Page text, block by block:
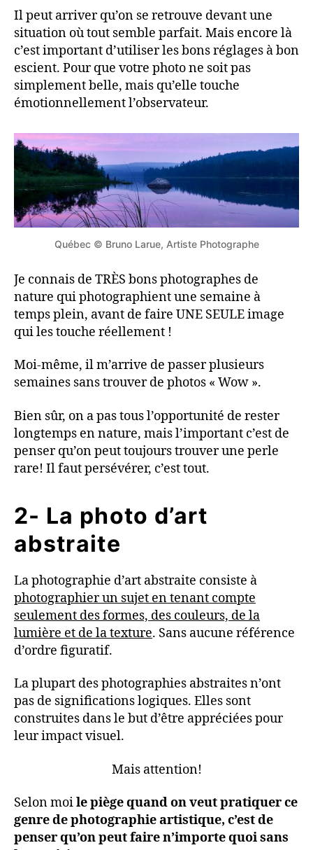
Il peut arriver qu’on se retrouve devant une
situation où tout semble parfait. Mais encore là
c’est important d’utiliser les bons réglages à bon
escient. Pour que votre photo ne soit pas
simplement belle, mais qu’elle touche
émotionnellement l’observateur.
Québec © Bruno Larue, Artiste Photographe
Je connais de TRÈS bons photographes de
nature qui photographient une semaine à
temps plein, avant de faire UNE SEULE image
qui les touche réellement !
Moi-même, il m’arrive de passer plusieurs
semaines sans trouver de photos « Wow ».
Bien sûr, on a pas tous l’opportunité de rester
longtemps en nature, mais l’important c’est de
penser qu’on peut toujours trouver une perle
rare! Il faut persévérer, c’est tout.
2- La photo d’art
abstraite
La photographie d’art abstraite consiste à
photographier un sujet en tenant compte
seulement des formes, des couleurs, de la
lumière et de la texture. Sans aucune référence
d’ordre figuratif.
La plupart des photographies abstraites n’ont
pas de significations logiques. Elles sont
construites dans le but d’être appréciées pour
leur impact visuel.
Mais attention!
Selon moile piège quand on veut pratiquer ce
genre de photographie artistique, c’est de
penser qu’on peut faire n’importe quoi sans